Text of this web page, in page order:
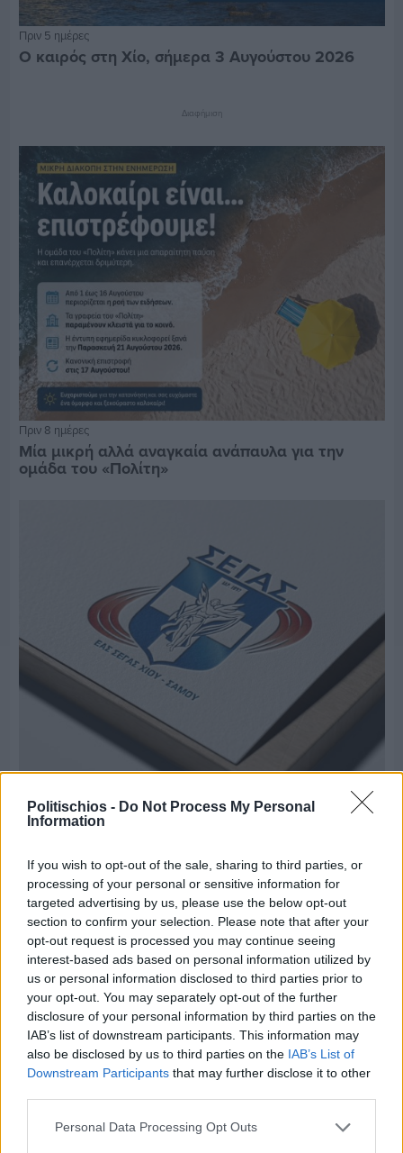
Politischios - Do Not Process My Personal
Information
If you wish to opt-out of the sale, sharing to third parties, or
processing of your personal or sensitive information for
targeted advertising by us, please use the below opt-out
section to confirm your selection. Please note that after your
opt-out request is processed you may continue seeing
interest-based ads based on personal information utilized by
us or personal information disclosed to third parties prior to
your opt-out. You may separately opt-out of the further
disclosure of your personal information by third parties on the
IAB’s list of downstream participants. This information may
also be disclosed by us to third parties on the IAB’s List of
Downstream Participants that may further disclose it to other
Personal Data Processing Opt Outs
Πριν 5 ημέρες
Ο καιρός στη Χίο, σήμερα 3 Αυγούστου 2026
Διαφήμιση
Πριν 8 ημέρες
Μία μικρή αλλά αναγκαία ανάπαυλα για την
ομάδα του «Πολίτη»
Τρίτος στη σφαιροβολία στη διεθνή συνάντηση
Ελλάδας–Κύπρου Κ18 ο Δημήτρης Τέλλιος
Πριν 8 ημέρες